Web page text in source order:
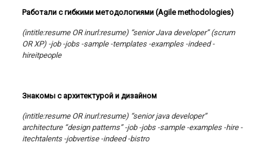
Работали с гибкими методологиями (Agile methodologies)
(intitle:resume OR inurl:resume) “senior Java developer” (scrum
OR XP) -job -jobs -sample -templates -examples -indeed -
hireitpeople
Знакомы с архитектурой и дизайном
(intitle:resume OR inurl:resume) “senior java developer”
architecture “design patterns” -job -jobs -sample -examples -hire -
itechtalents -jobvertise -indeed -bistro